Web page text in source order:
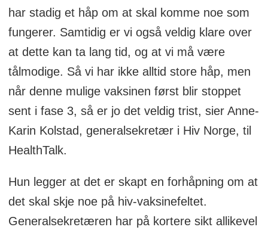
har stadig et håp om at skal komme noe som
fungerer. Samtidig er vi også veldig klare over
at dette kan ta lang tid, og at vi må være
tålmodige. Så vi har ikke alltid store håp, men
når denne mulige vaksinen først blir stoppet
sent i fase 3, så er jo det veldig trist, sier Anne-
Karin Kolstad, generalsekretær i Hiv Norge, til
HealthTalk.
Hun legger at det er skapt en forhåpning om at
det skal skje noe på hiv-vaksinefeltet.
Generalsekretæren har på kortere sikt allikevel